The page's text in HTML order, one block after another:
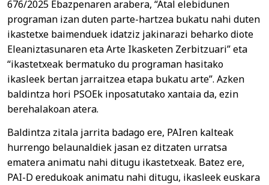
676/2025 Ebazpenaren arabera, “Atal elebidunen
programan izan duten parte-hartzea bukatu nahi duten
ikastetxe baimenduek idatziz jakinarazi beharko diote
Eleaniztasunaren eta Arte Ikasketen Zerbitzuari” eta
“ikastetxeak bermatuko du programan hasitako
ikasleek bertan jarraitzea etapa bukatu arte”. Azken
baldintza hori PSOEk inposatutako xantaia da, ezin
berehalakoan atera.
Baldintza zitala jarrita badago ere, PAIren kalteak
hurrengo belaunaldiek jasan ez ditzaten urratsa
ematera animatu nahi ditugu ikastetxeak. Batez ere,
PAI-D eredukoak animatu nahi ditugu, ikasleek euskara